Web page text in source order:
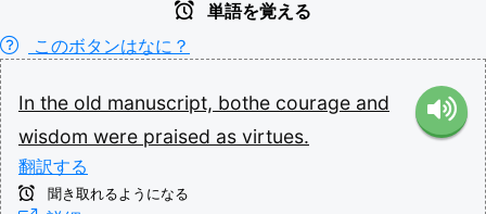
単語を覚える
このボタンはなに？
In the old manuscript, bothe courage and
wisdom were praised as virtues.
翻訳する
聞き取れるようになる